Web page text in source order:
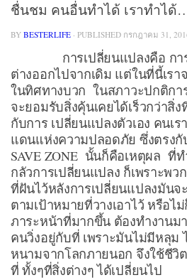
ชื่นชม คนอื่นทำได้ เราทำได้
BY BESTERLIFE · PUBLISHED กรกฎาคม 31,
การเปลี่ยนแปลงคือ การท
ต่างออกไปจากเดิม แต่ในที่นี้เรา
ในทิศทางบวก ในสภาวะปกติกา
จะยอมรับสิ่งคุ้นเคยได้เร็วกว่าสิ่
กับการ เปลี่ยนแปลงตัวเอง คนเ
แดนแห่งความปลอดภัย ซึ่งตรงกั
SAVE ZONE นั้นก็คือเหตุผล ที่
กลัวการเปลี่ยนแปลง ก็เพราะพว
ที่ฝันไว้หลังการเปลี่ยนแปลงมันจ
ตามเป้าหมายที่วางเอาไว้ หรือไ
ภาระหน้าที่มากขึ้น ต้องทำงานม
คนวิ่งอยู่กับที่ เพราะมันไม่มีหลุม
หนามจากโลกภายนอก จึงใช้ชีวิ
ที่ ทั้งๆที่สิ่งต่างๆ ได้เปลี่ยนไป